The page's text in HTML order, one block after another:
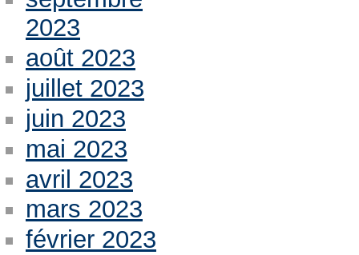
2023
août 2023
juillet 2023
juin 2023
mai 2023
avril 2023
mars 2023
février 2023